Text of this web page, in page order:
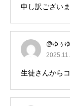
申し訳ござい
@ゆぅ
生徒さんから